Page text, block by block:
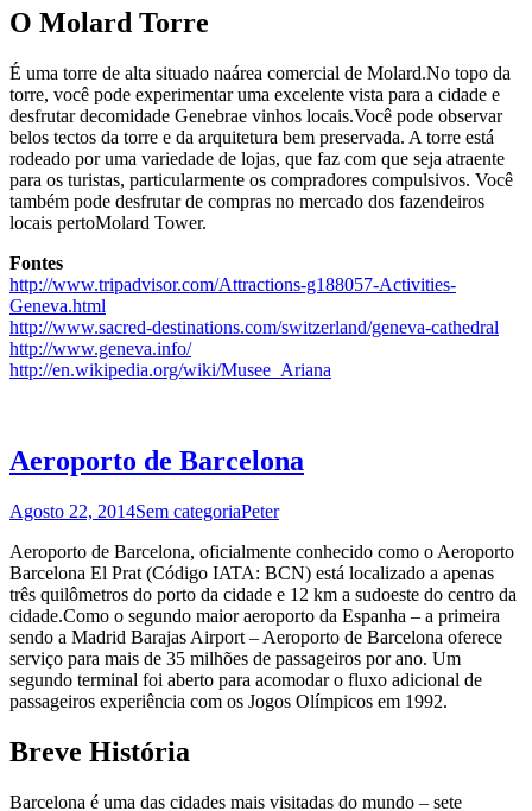
O Molard Torre
É uma torre de alta situado naárea comercial de Molard.No topo da
torre, você pode experimentar uma excelente vista para a cidade e
desfrutar decomidade Genebrae vinhos locais.Você pode observar
belos tectos da torre e da arquitetura bem preservada. A torre está
rodeado por uma variedade de lojas, que faz com que seja atraente
para os turistas, particularmente os compradores compulsivos. Você
também pode desfrutar de compras no mercado dos fazendeiros
locais pertoMolard Tower.
Fontes
http://www.tripadvisor.com/Attractions-g188057-Activities-
Geneva.html
http://www.sacred-destinations.com/switzerland/geneva-cathedral
http://www.geneva.info/
http://en.wikipedia.org/wiki/Musee_Ariana
Aeroporto de Barcelona
Agosto 22, 2014Sem categoriaPeter
Aeroporto de Barcelona, ​​oficialmente conhecido como o Aeroporto
Barcelona El Prat (Código IATA: BCN) está localizado a apenas
três quilômetros do porto da cidade e 12 km a sudoeste do centro da
cidade.Como o segundo maior aeroporto da Espanha – a primeira
sendo a Madrid Barajas Airport – Aeroporto de Barcelona oferece
serviço para mais de 35 milhões de passageiros por ano. Um
segundo terminal foi aberto para acomodar o fluxo adicional de
passageiros experiência com os Jogos Olímpicos em 1992.
Breve História
Barcelona é uma das cidades mais visitadas do mundo – sete